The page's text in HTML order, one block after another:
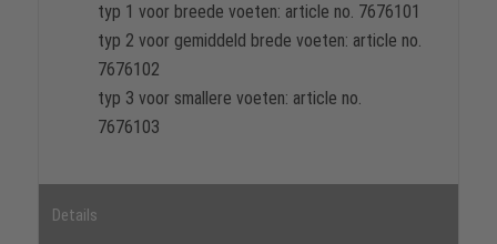
typ 1 voor breede voeten: article no. 7676101
typ 2 voor gemiddeld brede voeten: article no.
7676102
typ 3 voor smallere voeten: article no.
7676103
Details